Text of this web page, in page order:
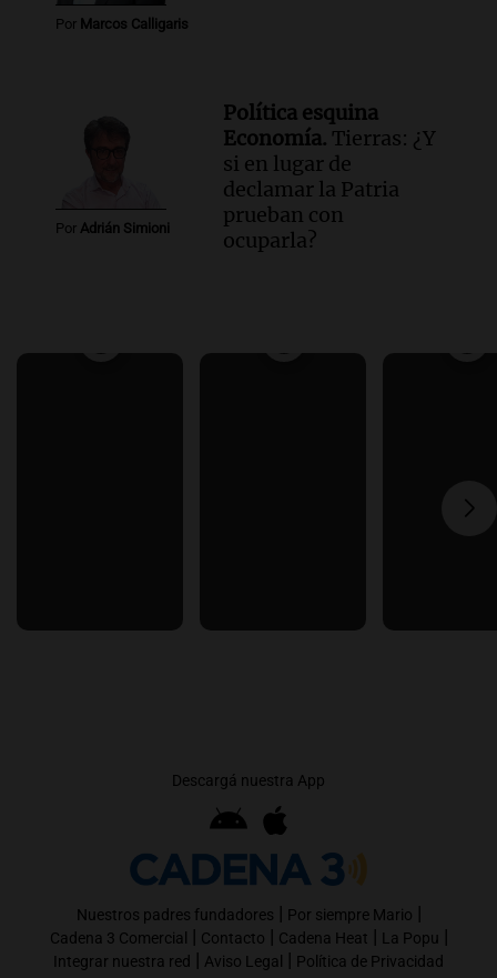
Por Marcos Calligaris
Por Adrián Simioni
Política esquina
Economía. Tierras: ¿Y
si en lugar de
declamar la Patria
prueban con
ocuparla?
Descargá nuestra App
Nuestros padres fundadores | Por siempre Mario |
Cadena 3 Comercial | Contacto | Cadena Heat | La Popu |
Integrar nuestra red | Aviso Legal | Política de Privacidad